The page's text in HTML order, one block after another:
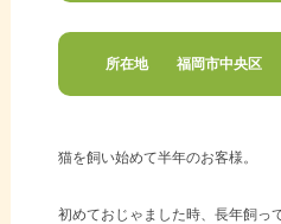
所在地 福岡市中央区
猫を飼い始めて半年のお客様。
初めておじゃました時、長年飼っ